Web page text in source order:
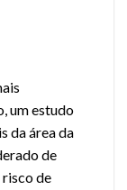
um estudo
da área da
de
de